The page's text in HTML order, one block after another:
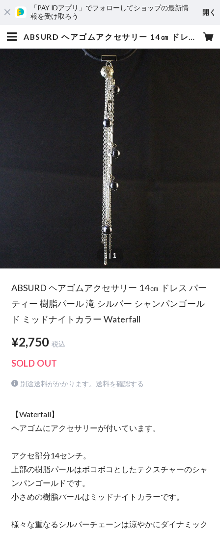
「PAY IDアプリ」でフォローしてショップの最新情
報を受け取ろう
開く
ABSURD ヘアゴムアクセサリー 14㎝ ドレス パーティー 樹脂パール 滝 シルバー シャンパンゴールド ミッドナイトカラー Waterfall | absurd
1 | 1
ABSURD ヘアゴムアクセサリー 14㎝ ドレス パー
ティー 樹脂パール 滝 シルバー シャンパンゴール
ド ミッドナイトカラー Waterfall
¥2,750 税込
SOLD OUT
別途送料がかかります。 送料を確認する
【Waterfall】
ヘアゴムにアクセサリーが付いています。
アクセ部分14センチ。
上部の樹脂パールはボコボコとしたテクスチャーのシャ
ンパンゴールドです。
小さめの樹脂パールはミッドナイトカラーです。
様々な重なるシルバーチェーンは涼やかにダイナミック